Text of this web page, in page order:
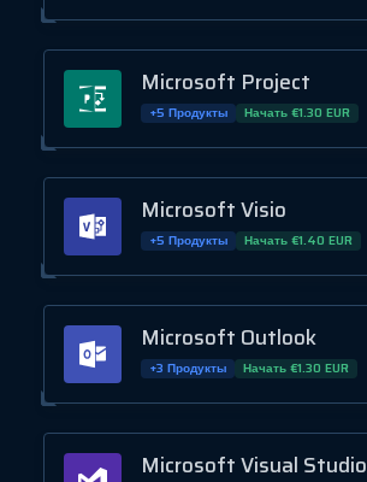
Microsoft Project
+5 Продукты Начать €1.30 EUR
Microsoft Visio
+5 Продукты Начать €1.40 EUR
Microsoft Outlook
+3 Продукты Начать €1.30 EUR
Microsoft Visual Studio